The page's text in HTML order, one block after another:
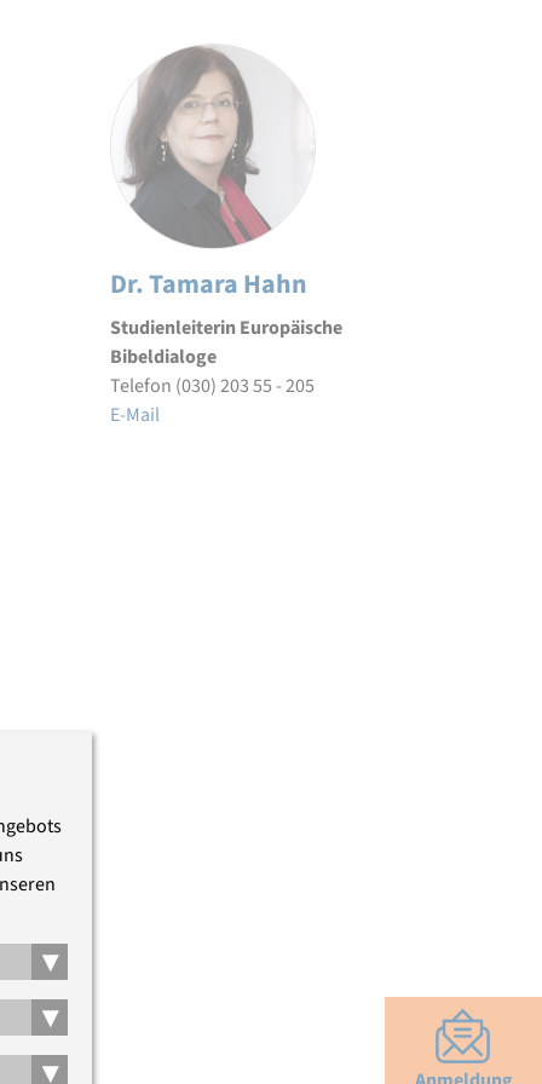
Dr. Tamara Hahn
Studienleiterin Europäische
Bibeldialoge
Telefon (030) 203 55 - 205
E-Mail
▾
▾
▾